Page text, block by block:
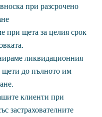
при разсрочено
щета за целия срок
ликвидационния
щети до пълното им
клиенти при
застрахователните